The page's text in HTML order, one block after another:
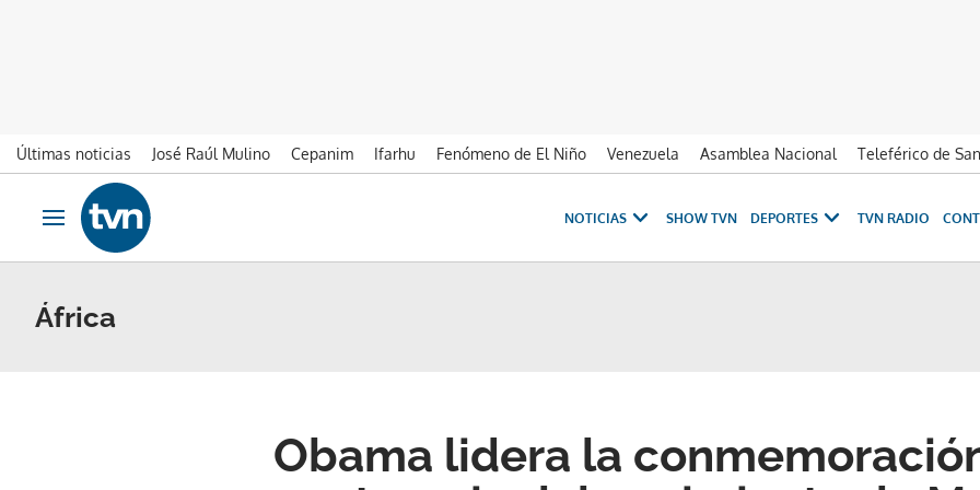
Últimas noticias José Raúl Mulino Cepanim Ifarhu Fenómeno de El Niño Venezuela Asamblea Nacional Teleférico de
Ir al contenido
Obrir navegació
NOTICIAS SHOW TVN DEPORTES TVN RADIO
África
Obama lidera la